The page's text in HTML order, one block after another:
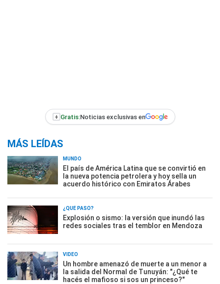
+ Gratis:Noticias exclusivas en
MÁS LEÍDAS
MUNDO
El país de América Latina que se convirtió en
la nueva potencia petrolera y hoy sella un
acuerdo histórico con Emiratos Árabes
¿QUÉ PASÓ?
Explosión o sismo: la versión que inundó las
redes sociales tras el temblor en Mendoza
VIDEO
Un hombre amenazó de muerte a un menor a
la salida del Normal de Tunuyán: "¿Qué te
hacés el mafioso si sos un princeso?"